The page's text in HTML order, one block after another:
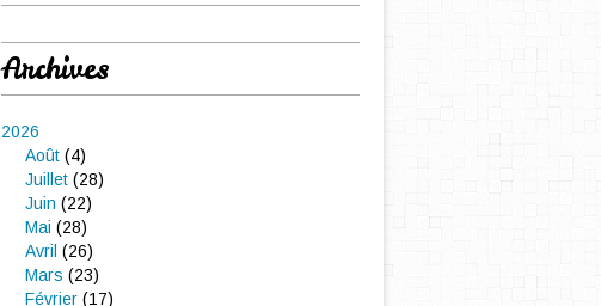
Archives
2026
Août (4)
Juillet (28)
Juin (22)
Mai (28)
Avril (26)
Mars (23)
Février (17)